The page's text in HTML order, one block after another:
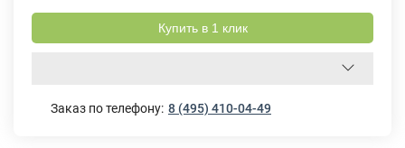
Купить в 1 клик
Заказ по телефону: 8 (495) 410-04-49